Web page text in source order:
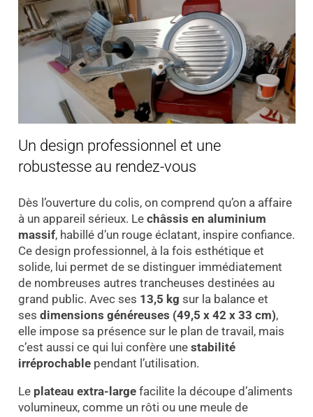
Un design professionnel et une
robustesse au rendez-vous
Dès l’ouverture du colis, on comprend qu’on a affaire
à un appareil sérieux. Le châssis en aluminium
massif, habillé d’un rouge éclatant, inspire confiance.
Ce design professionnel, à la fois esthétique et
solide, lui permet de se distinguer immédiatement
de nombreuses autres trancheuses destinées au
grand public. Avec ses 13,5 kg sur la balance et
ses dimensions généreuses (49,5 x 42 x 33 cm),
elle impose sa présence sur le plan de travail, mais
c’est aussi ce qui lui confère une stabilité
irréprochablependant l’utilisation.
Le plateau extra-largefacilite la découpe d’aliments
volumineux, comme un rôti ou une meule de